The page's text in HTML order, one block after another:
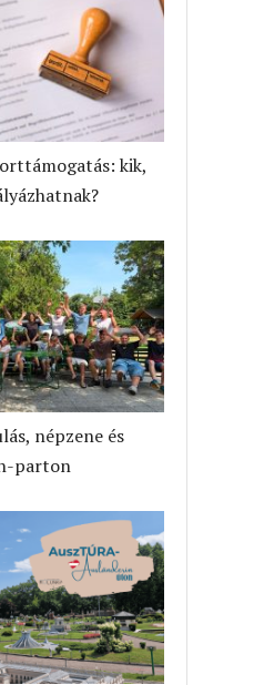
kik,
népzene és
parton